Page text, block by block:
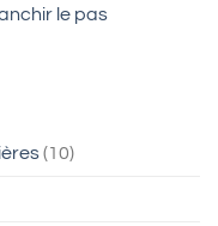
le pas
(10)